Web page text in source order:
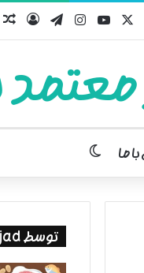
ایکسیوتیوباینستاگرام
تلگرامورود
ما تغییر پوسته
توسط drmotamednejad